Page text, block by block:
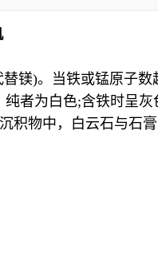
镁)。当铁或锰原子
者为白色;含铁时呈
物中，白云石与石